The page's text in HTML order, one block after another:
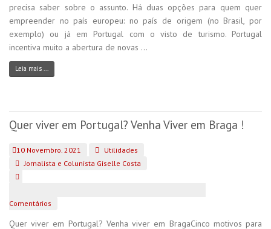
precisa saber sobre o assunto. Há duas opções para quem quer
empreender no país europeu: no país de origem (no Brasil, por
exemplo) ou já em Portugal com o visto de turismo. Portugal
incentiva muito a abertura de novas ...
Leia mais ...
Quer viver em Portugal? Venha Viver em Braga !
10 Novembro. 2021
Utilidades
Jornalista e Colunista Giselle Costa
Comentários
Quer viver em Portugal? Venha viver em BragaCinco motivos para